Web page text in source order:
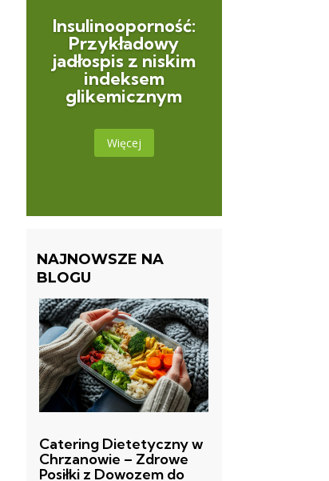
Insulinooporność:
Przykładowy
jadłospis z niskim
indeksem
glikemicznym
Więcej
NAJNOWSZE NA
BLOGU
Catering Dietetyczny w
Chrzanowie – Zdrowe
Posiłki z Dowozem do